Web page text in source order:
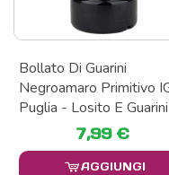
Bollato Di Guarini
Negroamaro Primitivo
Puglia - Losito E Guarini
7,99 €
AGGIUNGI